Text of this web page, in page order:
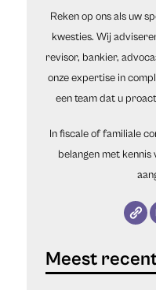
Reken op ons als uw
kwesties. Wij
revisor, bankier,
onze expertise in
een team dat u
In fiscale of familiale
belangen met kennis